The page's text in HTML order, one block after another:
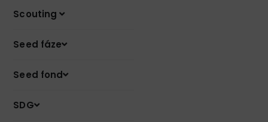
Scouting
Seed fáze
Seed fond
SDG